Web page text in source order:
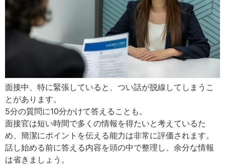
面接中、特に緊張していると、つい話が脱線してしまうこ
とがあります。
5分の質問に10分かけて答えることも。
面接官は短い時間で多くの情報を得たいと考えているた
め、簡潔にポイントを伝える能力は非常に評価されます。
話し始める前に答える内容を頭の中で整理し、余分な情報
は省きましょう。